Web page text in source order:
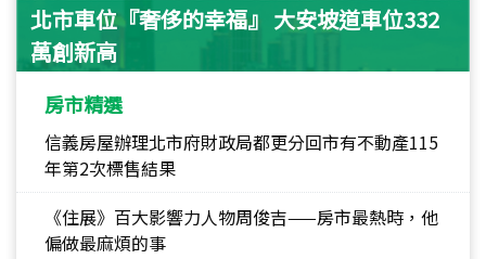
北市車位『奢侈的幸福』 大安坡道車位332
萬創新高
房市精選
信義房屋辦理北市府財政局都更分回市有不動產115
年第2次標售結果
《住展》百大影響力人物周俊吉——房市最熱時，他
偏做最麻煩的事